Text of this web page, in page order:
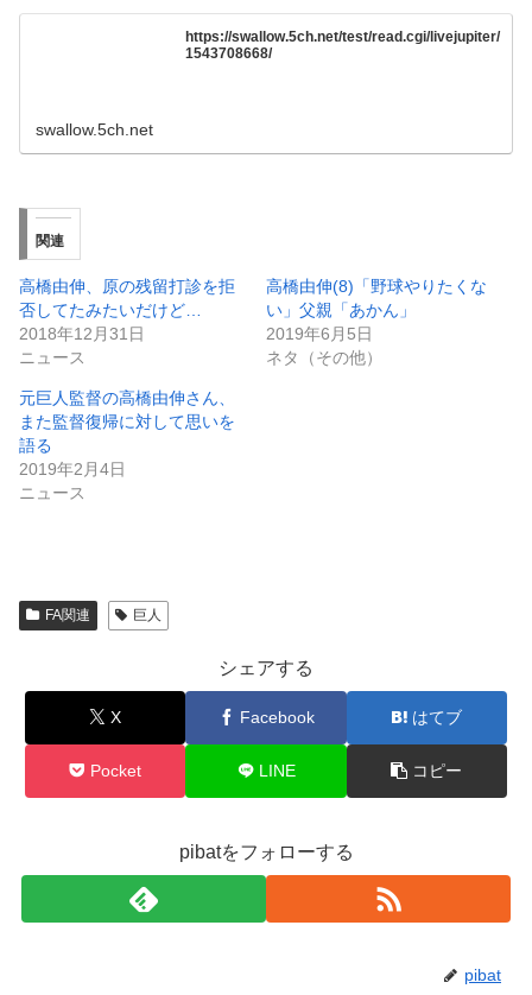
https://swallow.5ch.net/test/read.cgi/livejupiter/
1543708668/
swallow.5ch.net
関連
高橋由伸、原の残留打診を拒
否してたみたいだけど…
2018年12月31日
ニュース
高橋由伸(8)「野球やりたくな
い」父親「あかん」
2019年6月5日
ネタ（その他）
元巨人監督の高橋由伸さん、
また監督復帰に対して思いを
語る
2019年2月4日
ニュース
FA関連 巨人
シェアする
X Facebook はてブ
Pocket LINE コピー
pibatをフォローする
pibat